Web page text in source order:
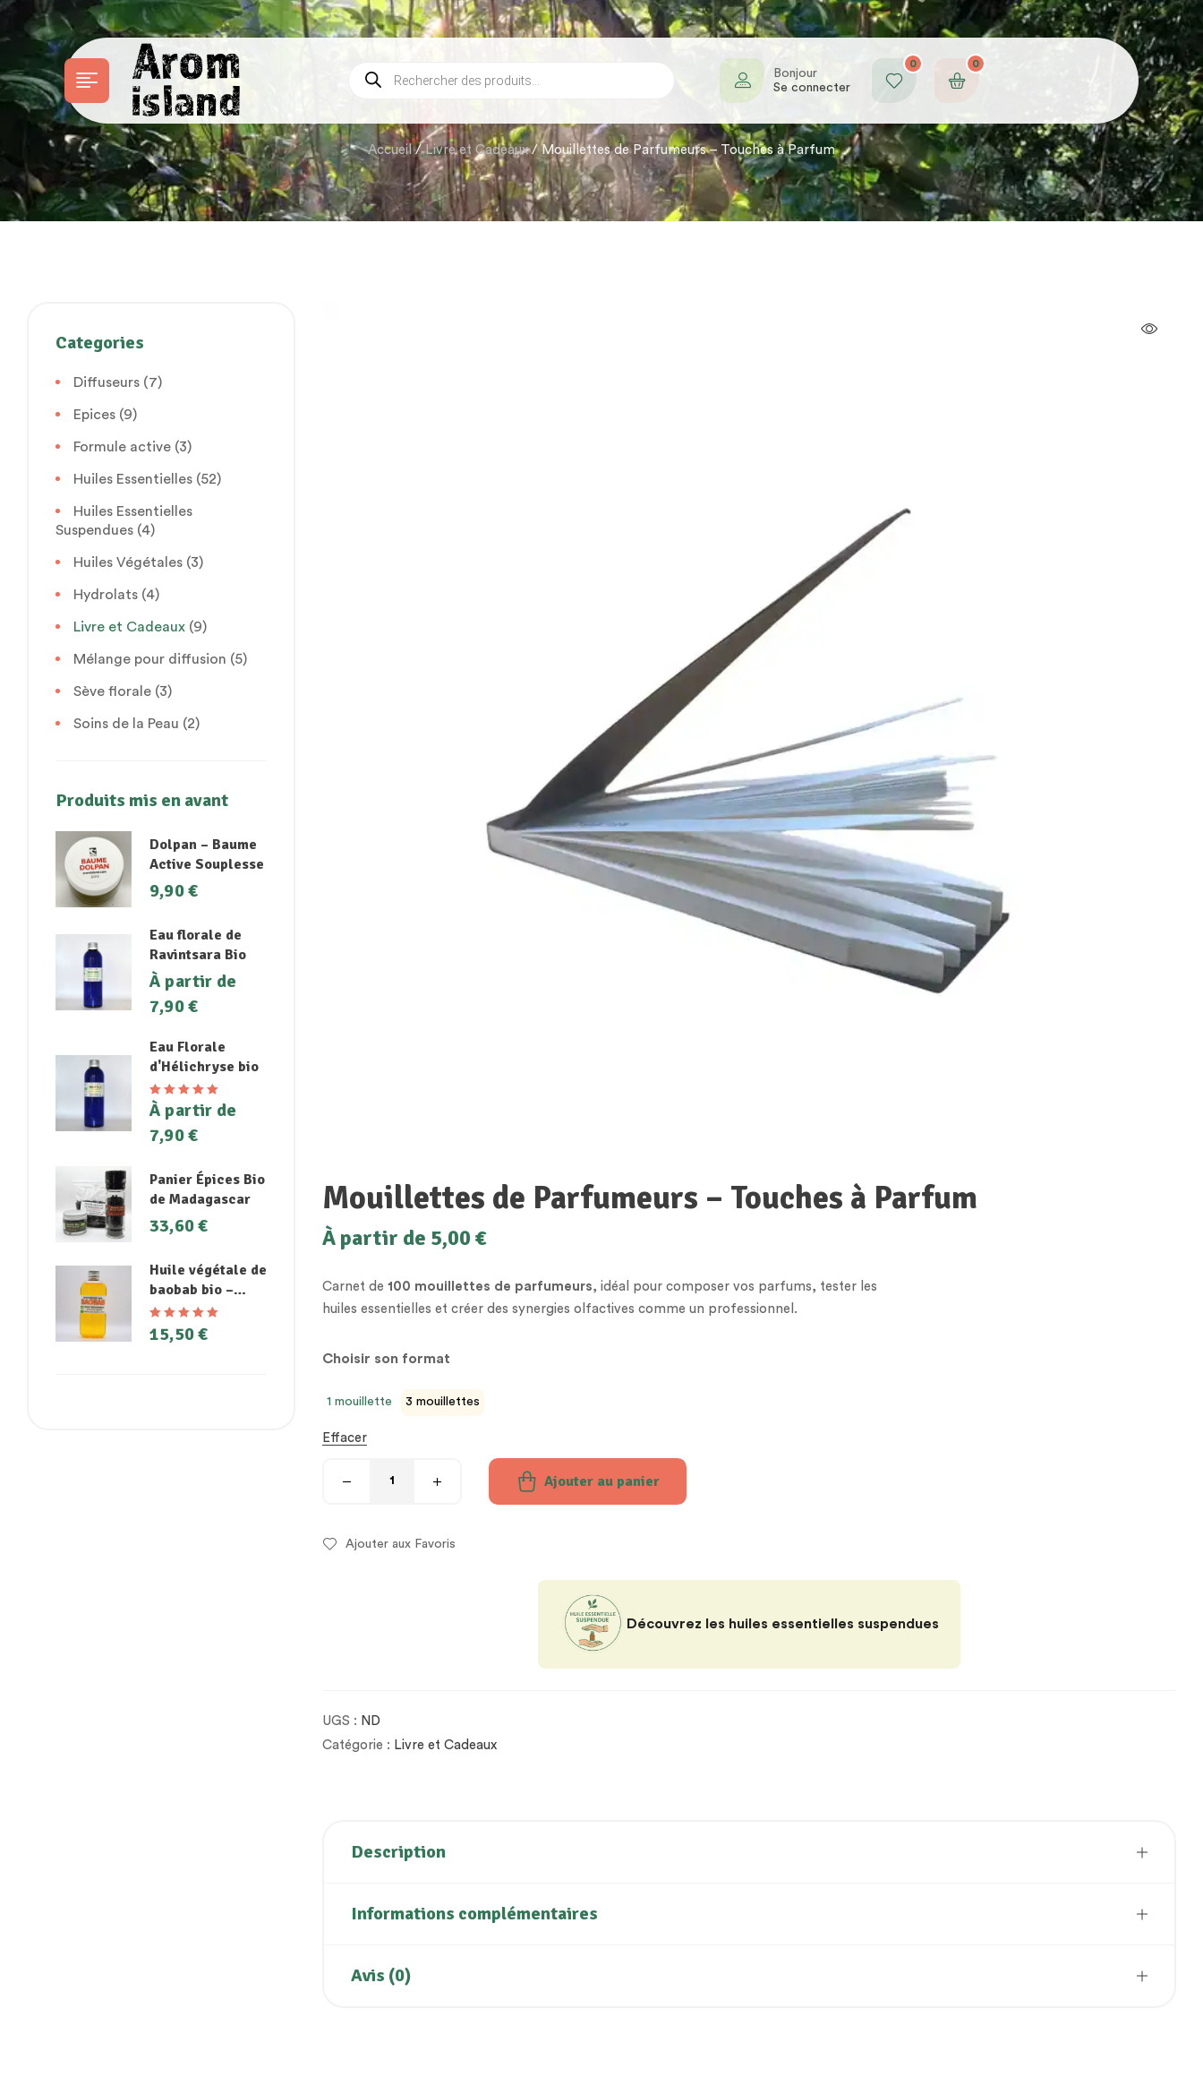
Bonjour
Se connecter
0 0
Accueil /Livre et Cadeaux/ Mouillettes de Parfumeurs – Touches à Parfum
Mouillettes de Parfumeurs – Touches à Parfum
À partir de 5,00 €
Carnet de 100 mouillettes de parfumeurs, idéal pour composer vos parfums, tester les
huiles essentielles et créer des synergies olfactives comme un professionnel.
Choisir son format
1 mouillette 3 mouillettes
Effacer
Ajouter au panier
Ajouter aux Favoris
Découvrez les huiles essentielles suspendues
UGS : ND
Catégorie : Livre et Cadeaux
Description
Informations complémentaires
Avis (0)
Categories
Diffuseurs (7)
Epices (9)
Formule active (3)
Huiles Essentielles (52)
Huiles Essentielles
Suspendues (4)
Huiles Végétales (3)
Hydrolats (4)
Livre et Cadeaux (9)
Mélange pour diffusion (5)
Sève florale (3)
Soins de la Peau (2)
Produits mis en avant
Dolpan – Baume
Active Souplesse
9,90€
Eau florale de
Ravintsara Bio
À partir de
7,90€
Eau Florale
d'Hélichryse bio
Note 5.00sur
À partir de
7,90€
Panier Épices Bio
de Madagascar
33,60€
Huile végétale de
baobab bio –
Peaux sèches,
coups de soleil
et cheveux
Note 5.00sur
15,50€